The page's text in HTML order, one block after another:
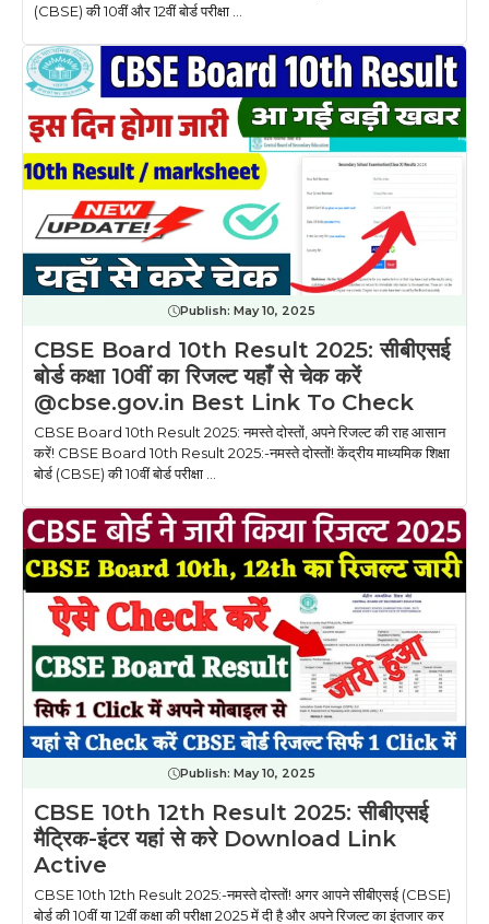
(CBSE) की 10वीं और 12वीं बोर्ड परीक्षा ...
Publish: May 10, 2025
CBSE Board 10th Result 2025: सीबीएसई
बोर्ड कक्षा 10वीं का रिजल्ट यहाँ से चेक करें
@cbse.gov.in Best Link To Check
CBSE Board 10th Result 2025: नमस्ते दोस्तों, अपने रिजल्ट की राह आसान
करें! CBSE Board 10th Result 2025:-नमस्ते दोस्तों! केंद्रीय माध्यमिक शिक्षा
बोर्ड (CBSE) की 10वीं बोर्ड परीक्षा ...
Publish: May 10, 2025
CBSE 10th 12th Result 2025: सीबीएसई
मैट्रिक-इंटर यहां से करे Download Link
Active
CBSE 10th 12th Result 2025:-नमस्ते दोस्तों! अगर आपने सीबीएसई (CBSE)
बोर्ड की 10वीं या 12वीं कक्षा की परीक्षा 2025 में दी है और अपने रिजल्ट का इंतजार कर